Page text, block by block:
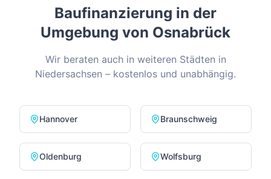
Baufinanzierung in der
Umgebung von Osnabrück
Wir beraten auch in weiteren Städten in
Niedersachsen – kostenlos und unabhängig.
Hannover Braunschweig
Oldenburg Wolfsburg